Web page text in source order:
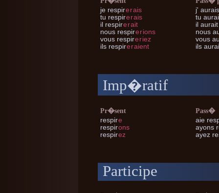
je respirerais
tu respirerais
il respirerait
nous respirerions
vous respireriez
ils respireraient
j'
tu
il
nous
vous
ils
Imp�ratif
Pr�sent
respire
respirons
respirez
Pass�
aie
ayons
ayez
Participe